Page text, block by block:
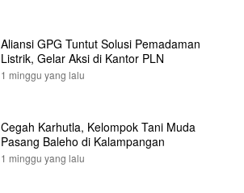
Aliansi GPG Tuntut Solusi Pemadaman
Listrik, Gelar Aksi di Kantor PLN
1 minggu yang lalu
Cegah Karhutla, Kelompok Tani Muda
Pasang Baleho di Kalampangan
1 minggu yang lalu